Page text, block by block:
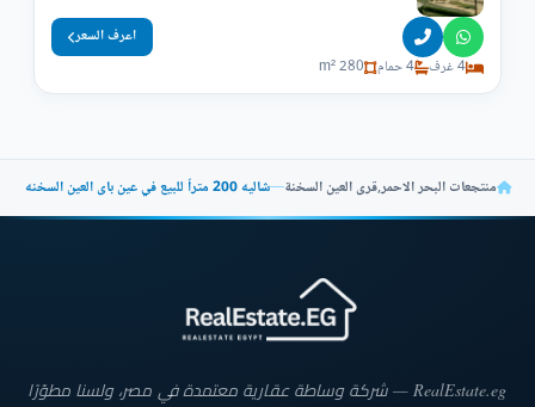
4 غرف 4 حمام 280 m²
اعرف السعر
منتجعات البحر الاحمر,قرى العين السخنة—شاليه 200 متراً للبيع في عين باى العين السخنه
RealEstate.eg — شركة وساطة عقارية معتمدة في مصر، ولسنا مطوّرًا